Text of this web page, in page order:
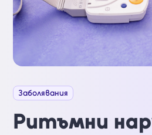
Заболявания
Ритъмни